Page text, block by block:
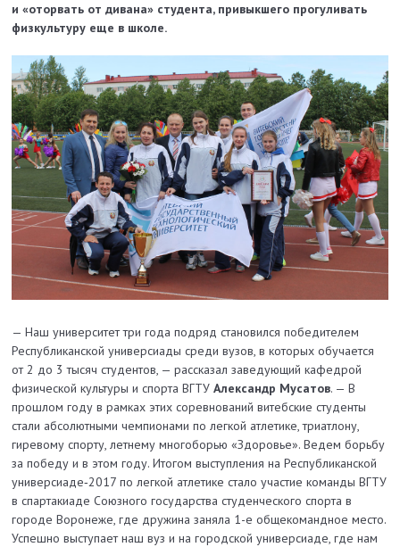
и «оторвать от дивана» студента, привыкшего прогуливать
физкультуру еще в школе.
— Наш университет три года подряд становился победителем
Республиканской универсиады среди вузов, в которых обучается
от 2 до 3 тысяч студентов, — рассказал заведующий кафедрой
физической культуры и спорта ВГТУАлександр Мусатов. — В
прошлом году в рамках этих соревнований витебские студенты
стали абсолютными чемпионами по легкой атлетике, триатлону,
гиревому спорту, летнему многоборью «Здоровье». Ведем борьбу
за победу и в этом году. Итогом выступления на Республиканской
универсиаде‑2017 по легкой атлетике стало участие команды ВГТУ
в спартакиаде Союзного государства студенческого спорта в
городе Воронеже, где дружина заняла 1-­е общекомандное место.
Успешно выступает наш вуз и на городской универсиаде, где нам